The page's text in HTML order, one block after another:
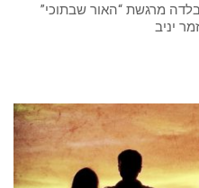
יניב מלכא כוכב שנות ה90 בבלדה מרגשת “האור שבתוכי”
יניב